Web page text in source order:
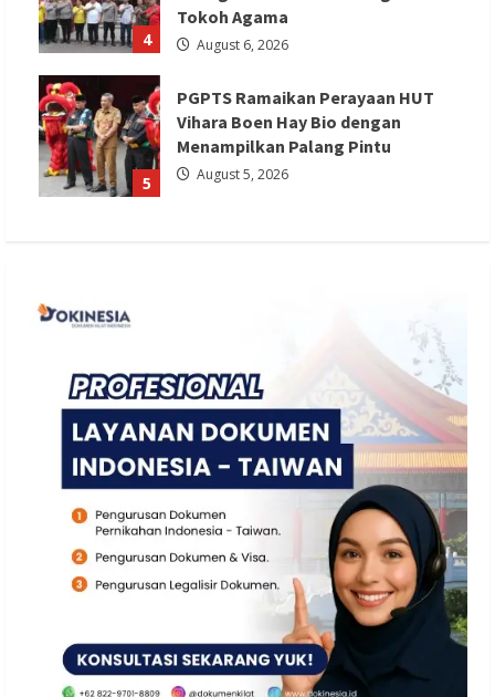
4
Tokoh Agama
August 6, 2026
5
PGPTS Ramaikan Perayaan HUT
Vihara Boen Hay Bio dengan
Menampilkan Palang Pintu
August 5, 2026